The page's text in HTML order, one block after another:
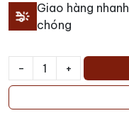
Giao hàng nhanh
chóng
-
Rượu
Anthilia
+